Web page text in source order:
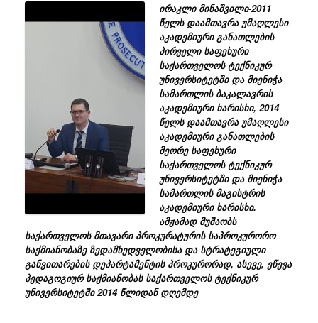
ირაკლი მინაშვილი-2011
წელს დაამთავრა უმაღლესი
აკადემიური განათლების
პირველი საფეხური
საქართველოს ტექნიკურ
უნივერსიტეტში და მიენიჭა
სამართლის ბაკალავრის
აკადემიური ხარისხი, 2014
წელს დაამთავრა უმაღლესი
აკადემიური განათლების
მეორე საფეხური
საქართველოს ტექნიკურ
უნივერსიტეტში და მიენიჭა
სამართლის მაგისტრის
აკადემიური ხარისხი.
ამჟამად მუშაობს
საქართველოს მთავარი პროკურატურის საპროკურორო
საქმიანობაზე ზედამხედველობისა და სტრატეგიული
განვითარების დეპარტამენტის პროკურორად, ასევე, ეწევა
პედაგოგიურ საქმიანობას საქართველოს ტექნიკურ
უნივერსიტეტში 2014 წლიდან დღემდე